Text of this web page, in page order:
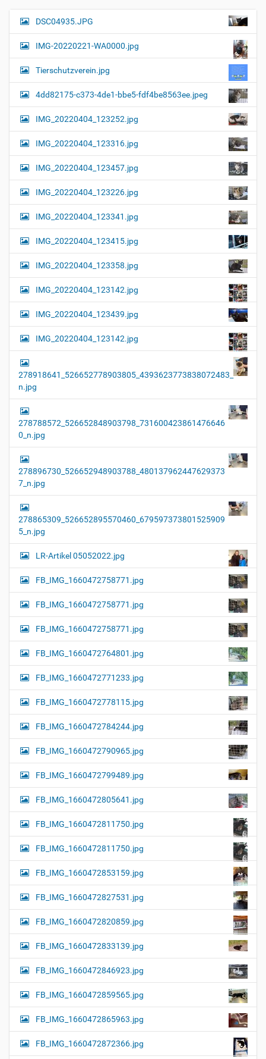
e
i
l
r
e
…
N
a
i
g
a
t
i
o
n
DSC04935.JPG
IMG-20220221-WA0000.jpg
Tierschutzverein.jpg
4dd82175-c373-4de1-bbe5-fdf4be8563ee.jpeg
IMG_20220404_123252.jpg
IMG_20220404_123316.jpg
IMG_20220404_123457.jpg
IMG_20220404_123226.jpg
IMG_20220404_123341.jpg
IMG_20220404_123415.jpg
IMG_20220404_123358.jpg
IMG_20220404_123142.jpg
IMG_20220404_123439.jpg
IMG_20220404_123142.jpg
278918641_526652778903805_4393623773838072483_
n.jpg
278788572_526652848903798_731600423861476646
0_n.jpg
278896730_526652948903788_480137962447629373
7_n.jpg
278865309_526652895570460_679597373801525909
5_n.jpg
LR-Artikel 05052022.jpg
FB_IMG_1660472758771.jpg
FB_IMG_1660472758771.jpg
FB_IMG_1660472758771.jpg
FB_IMG_1660472764801.jpg
FB_IMG_1660472771233.jpg
FB_IMG_1660472778115.jpg
FB_IMG_1660472784244.jpg
FB_IMG_1660472790965.jpg
FB_IMG_1660472799489.jpg
FB_IMG_1660472805641.jpg
FB_IMG_1660472811750.jpg
FB_IMG_1660472811750.jpg
FB_IMG_1660472853159.jpg
FB_IMG_1660472827531.jpg
FB_IMG_1660472820859.jpg
FB_IMG_1660472833139.jpg
FB_IMG_1660472846923.jpg
FB_IMG_1660472859565.jpg
FB_IMG_1660472865963.jpg
FB_IMG_1660472872366.jpg